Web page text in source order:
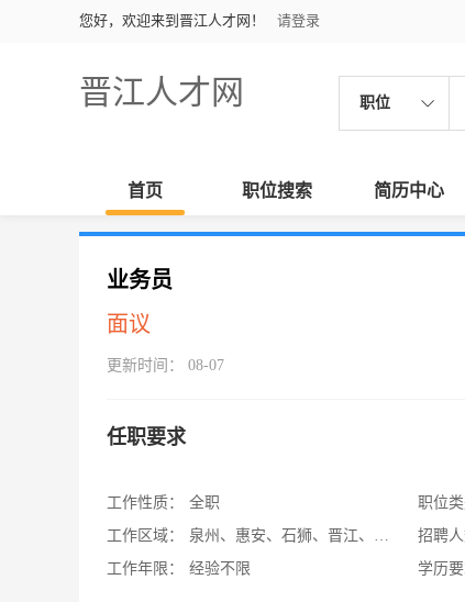
您好，欢迎来到晋江人才网！ 请登录
晋江人才网 职位
首页 职位搜索 简历中心
业务员
面议
更新时间： 08-07
任职要求
工作性质：
全职
工作区域：
泉州、惠安、石狮、晋江、南安
工作年限：
经验不限
职位类
招聘人
学历要